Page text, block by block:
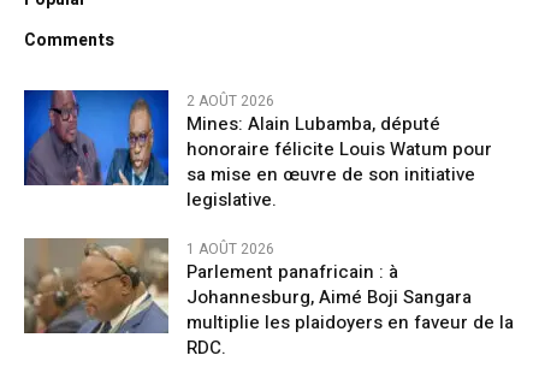
Comments
2 AOÛT 2026
Mines: Alain Lubamba, député
honoraire félicite Louis Watum pour
sa mise en œuvre de son initiative
legislative.
1 AOÛT 2026
Parlement panafricain : à
Johannesburg, Aimé Boji Sangara
multiplie les plaidoyers en faveur de la
RDC.